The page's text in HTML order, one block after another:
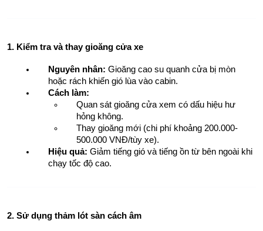
1. Kiểm tra và thay gioăng cửa xe
Nguyên nhân: Gioăng cao su quanh cửa bị mòn
hoặc rách khiến gió lùa vào cabin.
Cách làm:
Quan sát gioăng cửa xem có dấu hiệu hư
hỏng không.
Thay gioăng mới (chi phí khoảng 200.000-
500.000 VNĐ/tùy xe).
Hiệu quả: Giảm tiếng gió và tiếng ồn từ bên ngoài khi
chạy tốc độ cao.
2. Sử dụng thảm lót sàn cách âm